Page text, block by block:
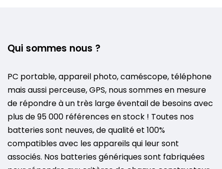
Qui sommes nous ?
PC portable, appareil photo, caméscope, téléphone
mais aussi perceuse, GPS, nous sommes en mesure
de répondre à un très large éventail de besoins avec
plus de 95 000 références en stock ! Toutes nos
batteries sont neuves, de qualité et 100%
compatibles avec les appareils qui leur sont
associés. Nos batteries génériques sont fabriquées